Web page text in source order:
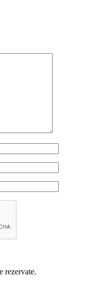
rezervate.